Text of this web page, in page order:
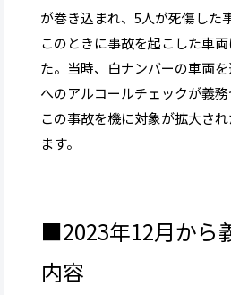
が巻き込まれ、5人が死傷した
このときに事故を起こした車
た。当時、白ナンバーの車両
へのアルコールチェックが義務
この事故を機に対象が拡大さ
ます。
■2023年12月から
内容